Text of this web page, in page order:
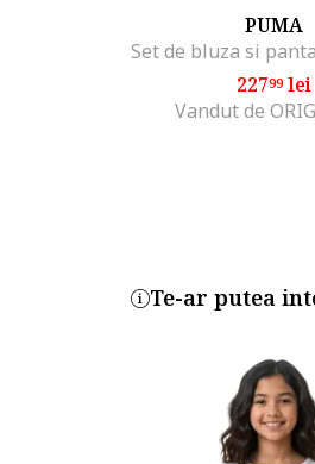
PUMA
22799lei
Vandut de
Te-ar putea